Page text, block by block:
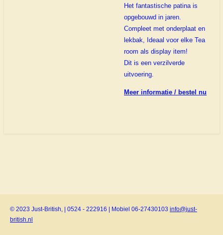
Het fantastische patina is
opgebouwd in jaren.
Compleet met onderplaat en
lekbak, Ideaal voor elke Tea
room als display item!
Dit is een verzilverde
uitvoering.
Meer informatie / bestel nu
© 2023 Just-British, | 0524 - 222916 | Mobiel 06-27430103 info@just-
british.nl